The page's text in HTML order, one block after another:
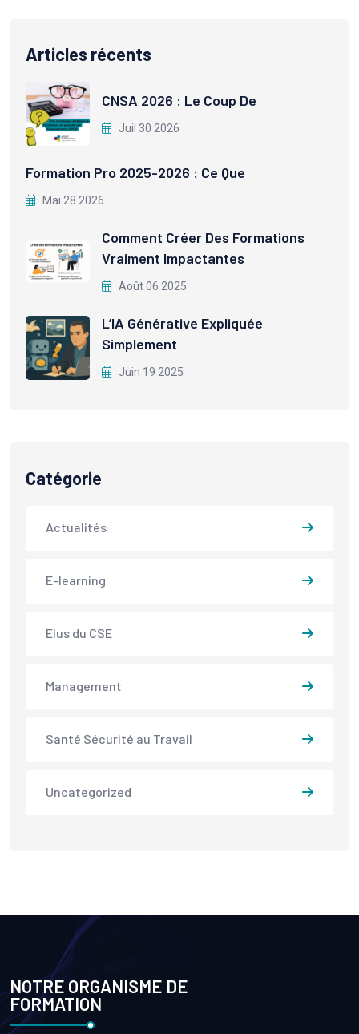
Articles récents
CNSA 2026 : Le Coup De
Juil 30 2026
Formation Pro 2025-2026 : Ce Que
Mai 28 2026
Comment Créer Des Formations
Vraiment Impactantes
Août 06 2025
L’IA Générative Expliquée
Simplement
Juin 19 2025
Catégorie
Actualités
E-learning
Elus du CSE
Management
Santé Sécurité au Travail
Uncategorized
NOTRE ORGANISME DE
FORMATION